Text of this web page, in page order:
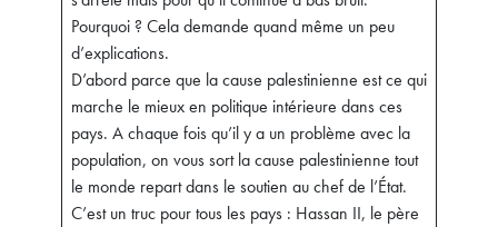
Pourquoi ? Cela demande quand même un peu
d’explications.
D’abord parce que la cause palestinienne est ce qui
marche le mieux en politique intérieure dans ces
pays. A chaque fois qu’il y a un problème avec la
population, on vous sort la cause palestinienne tout
le monde repart dans le soutien au chef de l’État.
C’est un truc pour tous les pays : Hassan II, le père